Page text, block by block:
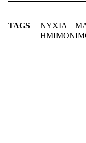
TAGS ΝΥΧΙΑ